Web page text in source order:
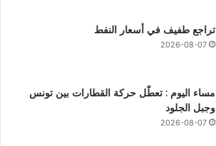
تراجع طفيف في أسعار النفط
2026-08-07
مساء اليوم : تعطّل حركة القطارات بين تونس
وجبل الجلود
2026-08-07